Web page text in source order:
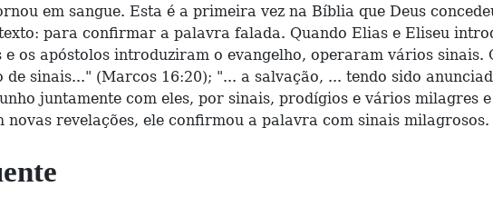
em sangue. Esta é a primeira vez na Bíblia que Deus
para confirmar a palavra falada. Quando Elias e Eliseu
os apóstolos introduziram o evangelho, operaram vários sinais.
sinais..." (Marcos 16:20); "... a salvação, ... tendo sido
juntamente com eles, por sinais, prodígios e vários
novas revelações, ele confirmou a palavra com sinais milagrosos.